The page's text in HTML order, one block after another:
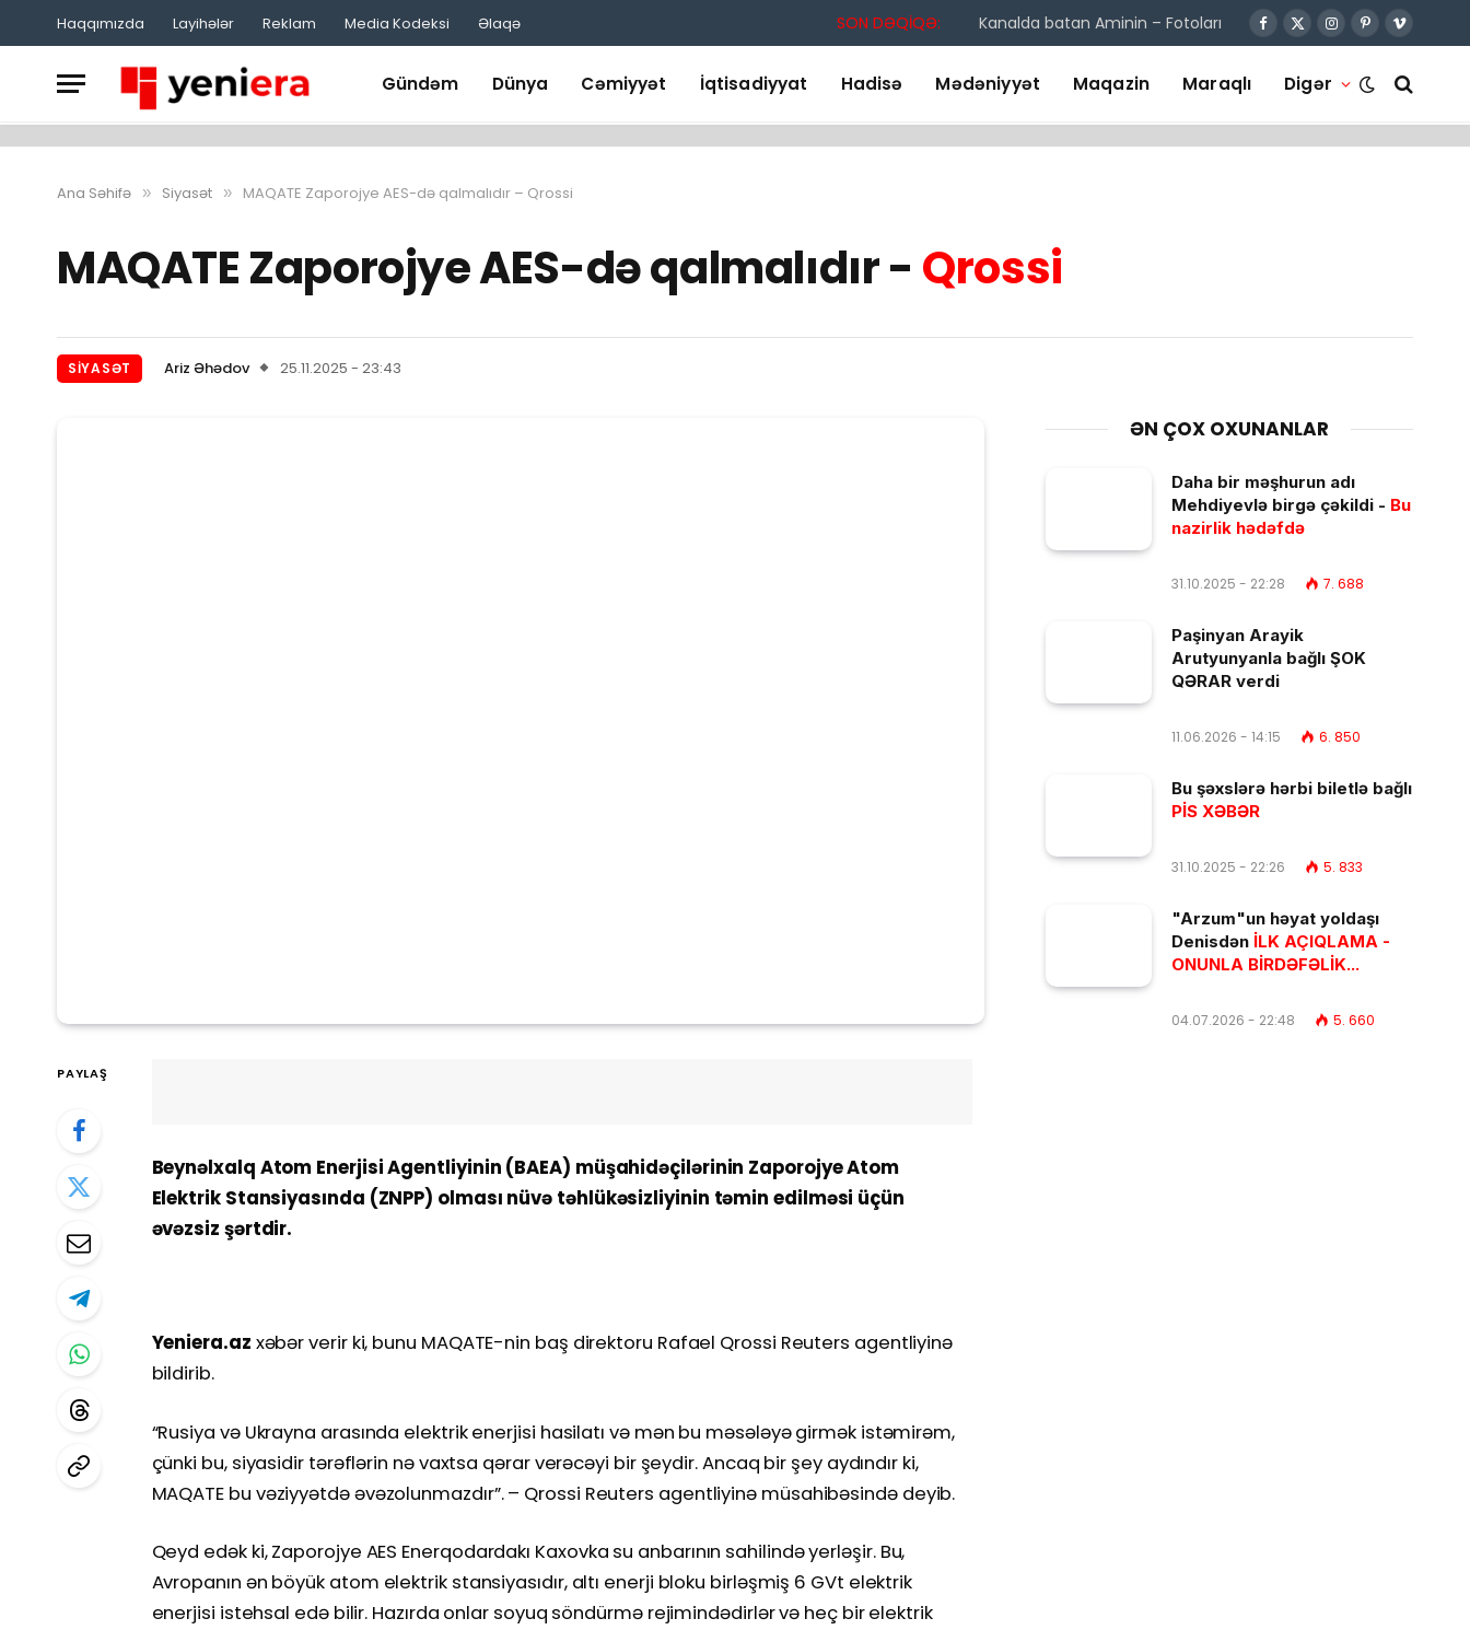
Haqqımızda Layihələr Reklam Media Kodeksi Əlaqə SON DƏQİQƏ: Kanalda batan Aminin – Fotoları Facebook
X
Instagram
Pinterest
Vimeo
Gündəm Dünya Cəmiyyət İqtisadiyyat Hadisə Mədəniyyət Maqazin Maraqlı Digər
Ana Səhifə » Siyasət » MAQATE Zaporojye AES-də qalmalıdır – Qrossi
MAQATE Zaporojye AES-də qalmalıdır - Qrossi
SIYASƏT Ariz Əhədov 25.11.2025 - 23:43
PAYLAŞ
Beynəlxalq Atom Enerjisi Agentliyinin (BAEA) müşahidəçilərinin Zaporojye Atom
Elektrik Stansiyasında (ZNPP) olması nüvə təhlükəsizliyinin təmin edilməsi üçün
əvəzsiz şərtdir.
Yeniera.az xəbər verir ki, bunu MAQATE-nin baş direktoru Rafael Qrossi Reuters agentliyinə
bildirib.
“Rusiya və Ukrayna arasında elektrik enerjisi hasilatı və mən bu məsələyə girmək istəmirəm,
çünki bu, siyasidir tərəflərin nə vaxtsa qərar verəcəyi bir şeydir. Ancaq bir şey aydındır ki,
MAQATE bu vəziyyətdə əvəzolunmazdır”. – Qrossi Reuters agentliyinə müsahibəsində deyib.
Qeyd edək ki, Zaporojye AES Enerqodardakı Kaxovka su anbarının sahilində yerləşir. Bu,
Avropanın ən böyük atom elektrik stansiyasıdır, altı enerji bloku birləşmiş 6 GVt elektrik
enerjisi istehsal edə bilir. Hazırda onlar soyuq söndürmə rejimindədirlər və heç bir elektrik
ƏN ÇOX OXUNANLAR
Daha bir məşhurun adı
Mehdiyevlə birgə çəkildi - Bu
nazirlik hədəfdə
31.10.2025 - 22:28 7. 688
Paşinyan Arayik
Arutyunyanla bağlı ŞOK
QƏRAR verdi
11.06.2026 - 14:15 6. 850
Bu şəxslərə hərbi biletlə bağlı
PİS XƏBƏR
31.10.2025 - 22:26 5. 833
"Arzum"un həyat yoldaşı
Denisdən İLK AÇIQLAMA -
ONUNLA BİRDƏFƏLİK...
04.07.2026 - 22:48 5. 660